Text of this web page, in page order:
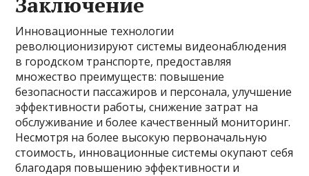
Инновационные технологии
революционизируют системы видеонаблюдения
в городском транспорте, предоставляя
множество преимуществ: повышение
безопасности пассажиров и персонала, улучшение
эффективности работы, снижение затрат на
обслуживание и более качественный мониторинг.
Несмотря на более высокую первоначальную
стоимость, инновационные системы окупают себя
благодаря повышению эффективности и